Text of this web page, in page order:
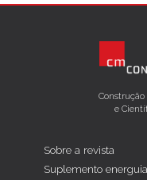
e
Sobre a revista
Suplemento energuia